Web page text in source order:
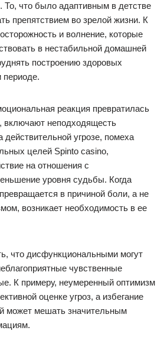
То, что было адаптивным в детстве
препятствием во зрелой жизни. К
и волнение, которые
в нестабильной домашней
построению здоровых
периоде.
реакция превратилась
включают неподходящесть
действительной угрозе, помеха
целей Spinto casino,
на отношения с
уровня судьбы. Когда
в причиной боли, а не
возникает необходимость в ее
что дисфункциональными могут
чувственные
К примеру, неумеренный оптимизм
оценке угроз, а избегание
может мешать значительным